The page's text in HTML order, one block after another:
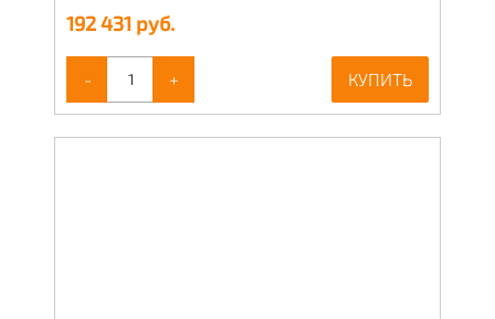
192 431 руб.
- + КУПИТЬ